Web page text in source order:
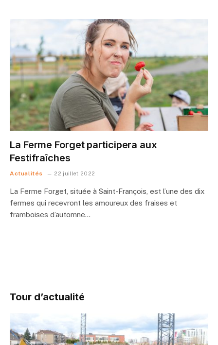
La Ferme Forget participera aux
Festifraîches
Actualités 22 juillet 2022
La Ferme Forget, située à Saint-François, est l’une des dix
fermes qui recevront les amoureux des fraises et
framboises d’automne…
Tour d’actualité